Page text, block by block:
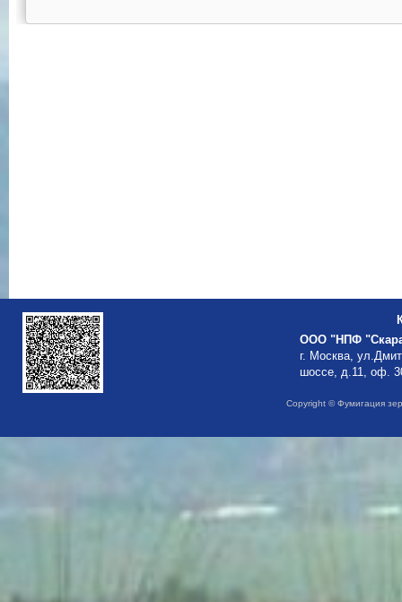
ООО "НПФ
г. Москва,
шоссе, д.11, оф.
Copyright © Фумигация